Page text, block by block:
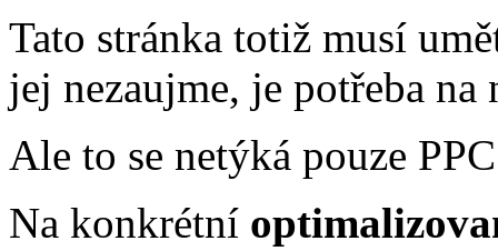
Tato stránka totiž musí
jej nezaujme, je potřeba na
Ale to se netýká pouze
Na konkrétní